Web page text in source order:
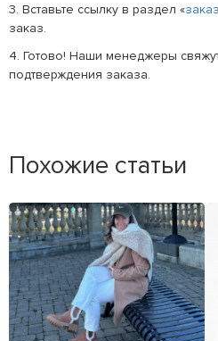
3. Вставьте ссылку в раздел «
заказ.
4. Готово! Наши менеджеры
подтверждения заказа.
Похожие статьи